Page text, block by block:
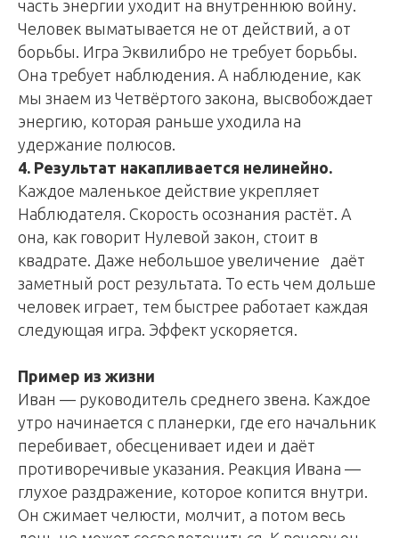
часть энергии уходит на внутреннюю войну.
Человек выматывается не от действий, а от
борьбы. Игра Эквилибро не требует борьбы.
Она требует наблюдения. А наблюдение, как
мы знаем из Четвёртого закона, высвобождает
энергию, которая раньше уходила на
удержание полюсов.
4. Результат накапливается нелинейно.
Каждое маленькое действие укрепляет
Наблюдателя. Скорость осознания растёт. А
она, как говорит Нулевой закон, стоит в
квадрате. Даже небольшое увеличение даёт
заметный рост результата. То есть чем дольше
человек играет, тем быстрее работает каждая
следующая игра. Эффект ускоряется.
Пример из жизни
Иван — руководитель среднего звена. Каждое
утро начинается с планерки, где его начальник
перебивает, обесценивает идеи и даёт
противоречивые указания. Реакция Ивана —
глухое раздражение, которое копится внутри.
Он сжимает челюсти, молчит, а потом весь